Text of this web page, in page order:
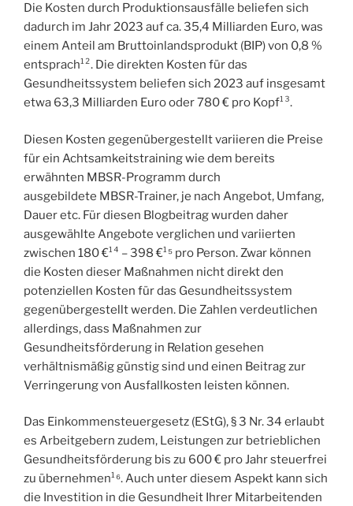
Die Kosten durch Produktionsausfälle beliefen sich
dadurch im Jahr 2023 auf ca. 35,4 Milliarden Euro, was
einem Anteil am Bruttoinlandsprodukt (BIP) von 0,8 %
entsprach¹². Die direkten Kosten für das
Gesundheitssystem beliefen sich 2023 auf insgesamt
etwa 63,3 Milliarden Euro oder 780 € pro Kopf¹³.
Diesen Kosten gegenübergestellt variieren die Preise
für ein Achtsamkeitstraining wie dem bereits
erwähnten MBSR-Programm durch
ausgebildete MBSR-Trainer, je nach Angebot, Umfang,
Dauer etc. Für diesen Blogbeitrag wurden daher
ausgewählte Angebote verglichen und variierten
zwischen 180 €¹⁴ – 398 €¹⁵ pro Person. Zwar können
die Kosten dieser Maßnahmen nicht direkt den
potenziellen Kosten für das Gesundheitssystem
gegenübergestellt werden. Die Zahlen verdeutlichen
allerdings, dass Maßnahmen zur
Gesundheitsförderung in Relation gesehen
verhältnismäßig günstig sind und einen Beitrag zur
Verringerung von Ausfallkosten leisten können.
Das Einkommensteuergesetz (EStG), § 3 Nr. 34 erlaubt
es Arbeitgebern zudem, Leistungen zur betrieblichen
Gesundheitsförderung bis zu 600 € pro Jahr steuerfrei
zu übernehmen¹⁶. Auch unter diesem Aspekt kann sich
die Investition in die Gesundheit Ihrer Mitarbeitenden